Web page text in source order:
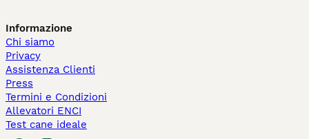
Informazione
Chi siamo
Privacy
Assistenza Clienti
Press
Termini e Condizioni
Allevatori ENCI
Test cane ideale